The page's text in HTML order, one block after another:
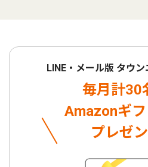
LINE・メール版 タウ
毎月計30
Amazonギ
プレゼン